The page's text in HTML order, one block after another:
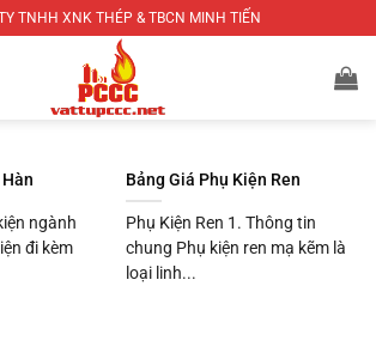
TNHH XNK THÉP & TBCN MINH TIẾN
ngành
đi kèm
Bảng Giá Phụ Kiện Ren
Phụ Kiện Ren 1. Thông tin
chung Phụ kiện ren mạ kẽm là
loại linh...